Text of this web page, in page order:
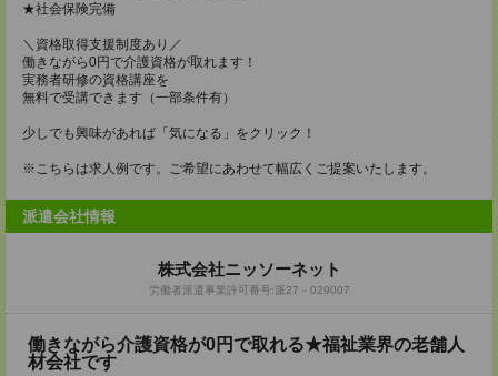
★社会保険完備
＼資格取得支援制度あり／
働きながら0円で介護資格が取れます！
実務者研修の資格講座を
無料で受講できます（一部条件有）
少しでも興味があれば「気になる」をクリック！
※こちらは求人例です。ご希望にあわせて幅広くご提案いたします。
派遣会社情報
株式会社ニッソーネット
労働者派遣事業許可番号:派27－029007
働きながら介護資格が0円で取れる★福祉業界の老舗人
材会社です